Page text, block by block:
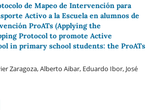
de Mapeo de Intervención para
Activo a la Escuela en alumnos de
ProATs (Applying the
Protocol to promote Active
in primary school students: the ProATs
Zaragoza, Alberto Aibar, Eduardo Ibor, José